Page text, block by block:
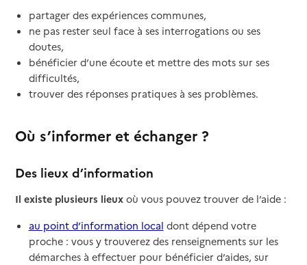
partager des expériences communes,
ne pas rester seul face à ses interrogations ou ses
doutes,
bénéficier d’une écoute et mettre des mots sur ses
difficultés,
trouver des réponses pratiques à ses problèmes.
Où s’informer et échanger ?
Des lieux d’information
Il existe plusieurs lieux où vous pouvez trouver de l’aide :
au point d’information local dont dépend votre
proche : vous y trouverez des renseignements sur les
démarches à effectuer pour bénéficier d’aides, sur